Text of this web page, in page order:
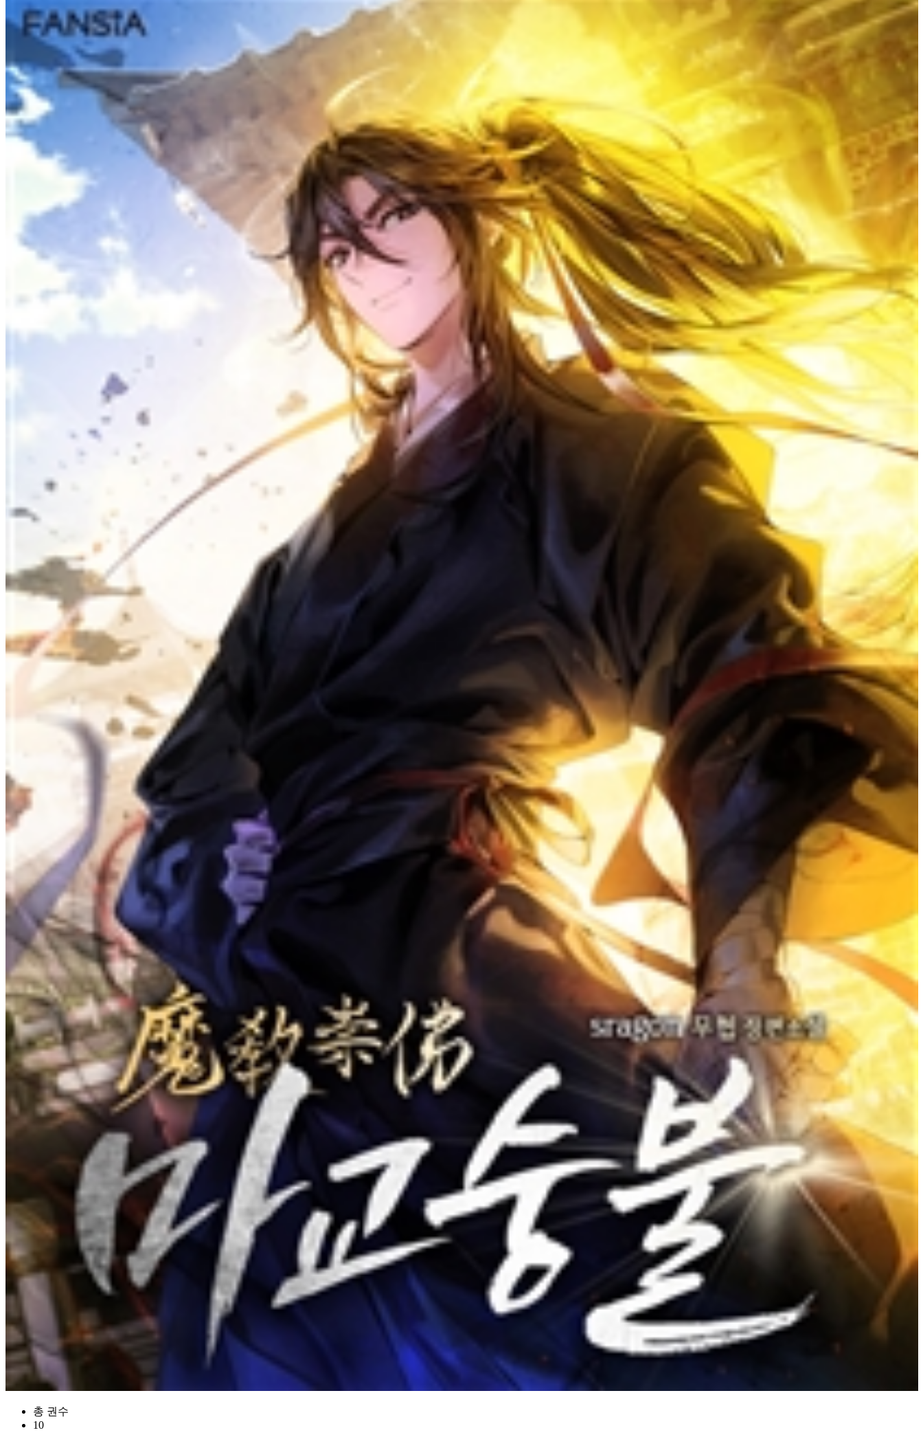
총 권수
10